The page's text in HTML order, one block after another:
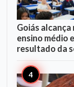
Goiás
ensino médio
resultado da